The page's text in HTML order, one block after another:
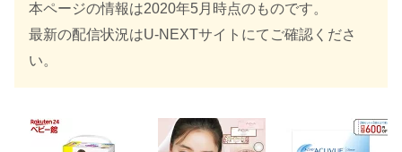
本ページの情報は2020年5月時点のものです。
最新の配信状況はU-NEXTサイトにてご確認くださ
い。